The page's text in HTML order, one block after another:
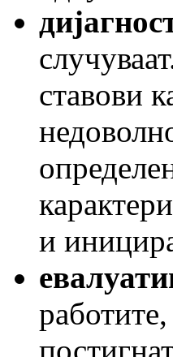
ставови
и